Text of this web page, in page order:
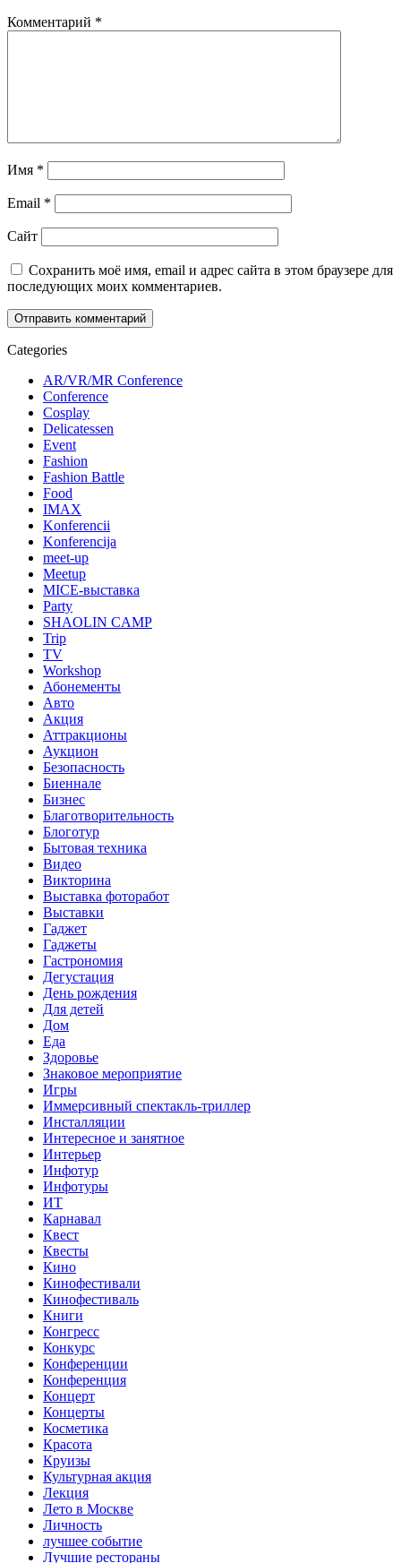
Комментарий *
Имя *
Email *
Сайт
Сохранить моё имя, email и адрес сайта в этом браузере для
последующих моих комментариев.
Categories
AR/VR/MR Conference
Conference
Cosplay
Delicatessen
Event
Fashion
Fashion Battle
Food
IMAX
Konferencii
Konferencija
meet-up
Meetup
MICE-выставка
Party
SHAOLIN CAMP
Trip
TV
Workshop
Абонементы
Авто
Акция
Аттракционы
Аукцион
Безопасность
Биеннале
Бизнес
Благотворительность
Блоготур
Бытовая техника
Видео
Викторина
Выставка фоторабот
Выставки
Гаджет
Гаджеты
Гастрономия
Дегустация
День рождения
Для детей
Дом
Еда
Здоровье
Знаковое мероприятие
Игры
Иммерсивный спектакль-триллер
Инсталляции
Интересное и занятное
Интерьер
Инфотур
Инфотуры
ИТ
Карнавал
Квест
Квесты
Кино
Кинофестивали
Кинофестиваль
Книги
Конгресс
Конкурс
Конференции
Конференция
Концерт
Концерты
Косметика
Красота
Круизы
Культурная акция
Лекция
Лето в Москве
Личность
лучшее событие
Лучшие рестораны